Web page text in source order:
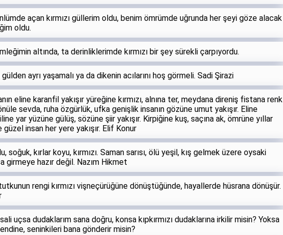
açan kırmızı güllerim oldu, benim ömrümde uğrunda her şeyi göze alacak
oldu.
altında, ta derinliklerimde kırmızı bir şey sürekli çarpıyordu.
gülden ayrı yaşamalı ya da dikenin acılarını hoş görmeli. Sadi Şirazi
eline karanfil yakışır yüreğine kırmızı, alnına ter, meydana direniş fistana renk
sevda, ruha özgürlük, ufka genişlik insanın gözüne umut yakışır. Eline
yar yüzüne gülüş, sözüne şiir yakışır. Kirpiğine kuş, saçına ak, ömrüne yıllar
güzel insan her yere yakışır. Elif Konur
soğuk, kırlar koyu, kırmızı. Saman sarısı, ölü yeşil, kış gelmek üzere oysaki
girmeye hazır değil. Nazım Hikmet
rengi kırmızı vişneçürüğüne dönüştüğünde, hayallerde hüsrana dönüşür.
uçsa dudaklarım sana doğru, konsa kıpkırmızı dudaklarına irkilir misin? Yoksa
seninkileri bana gönderir misin?